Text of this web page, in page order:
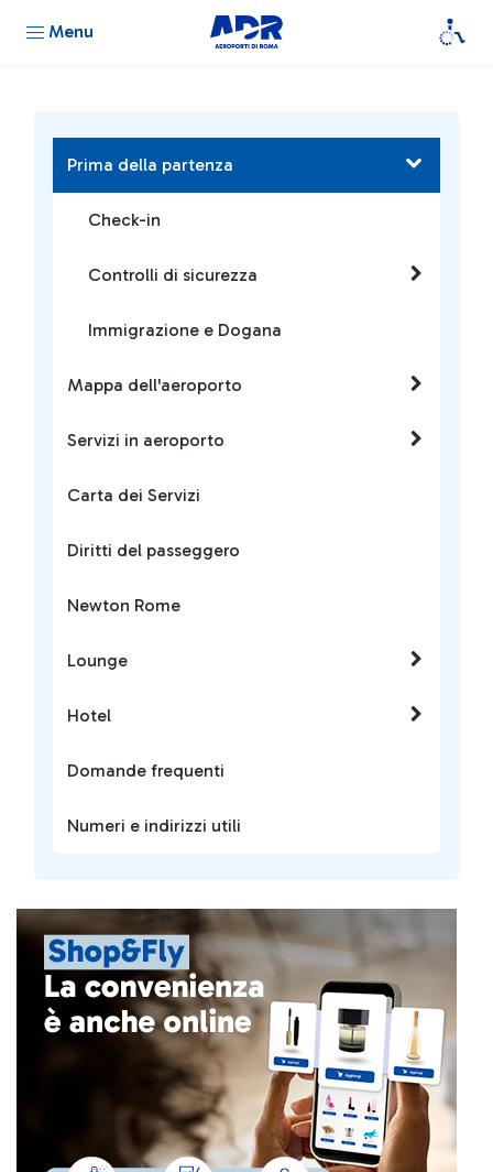
Menu
Prima della partenza
Check-in
Controlli di sicurezza
Immigrazione e Dogana
Mappa dell'aeroporto
Servizi in aeroporto
Carta dei Servizi
Diritti del passeggero
Newton Rome
Lounge
Hotel
Domande frequenti
Numeri e indirizzi utili